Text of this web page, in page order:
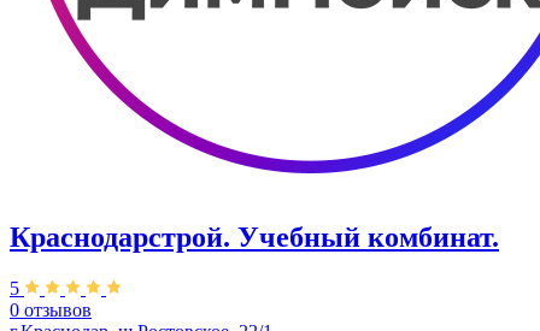
Краснодарстрой. Учебный комбинат.
5
0 отзывов